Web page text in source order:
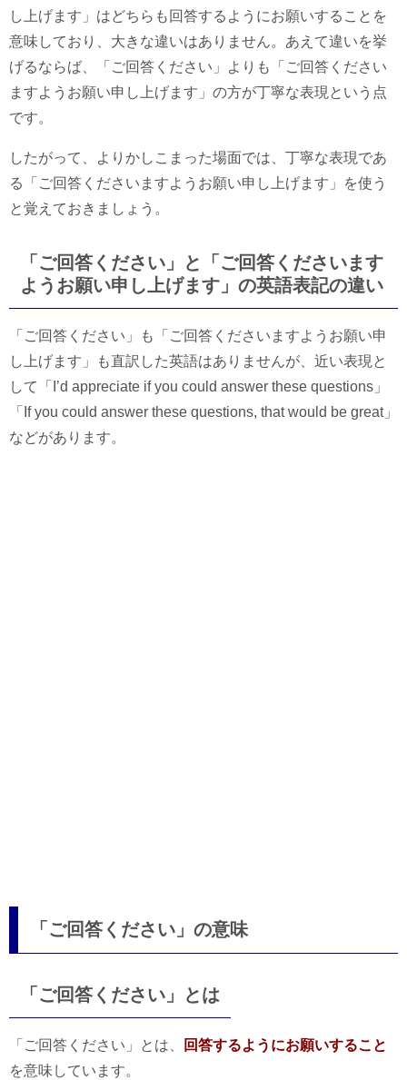
し上げます」はどちらも回答するようにお願いすることを
意味しており、大きな違いはありません。あえて違いを挙
げるならば、「ご回答ください」よりも「ご回答ください
ますようお願い申し上げます」の方が丁寧な表現という点
です。
したがって、よりかしこまった場面では、丁寧な表現であ
る「ご回答くださいますようお願い申し上げます」を使う
と覚えておきましょう。
「ご回答ください」と「ご回答くださいます
ようお願い申し上げます」の英語表記の違い
「ご回答ください」も「ご回答くださいますようお願い申
し上げます」も直訳した英語はありませんが、近い表現と
して「I’d appreciate if you could answer these questions」
「If you could answer these questions, that would be great」
などがあります。
「ご回答ください」の意味
「ご回答ください」とは
「ご回答ください」とは、
回答するようにお願いすること
を意味しています。